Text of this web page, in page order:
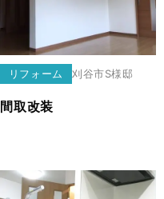
リフォーム 刈谷市S様邸
間取改装